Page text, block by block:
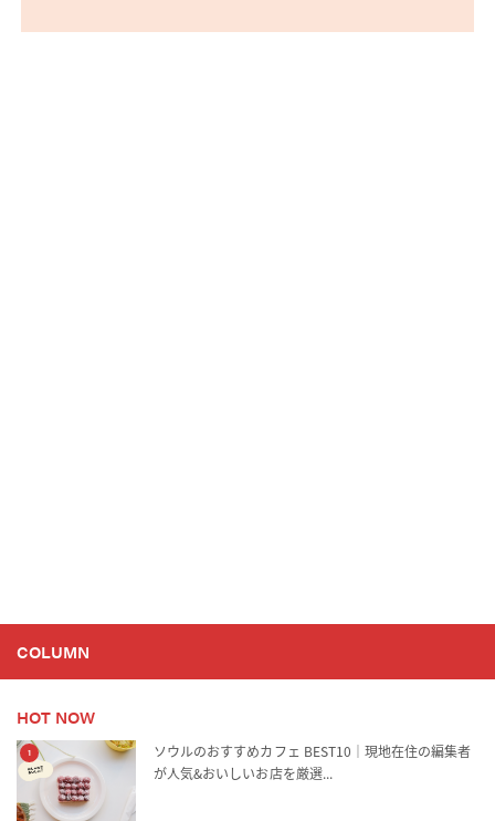
COLUMN
HOT NOW
1
ソウルのおすすめカフェ BEST10｜現地在住の編集者
が人気&おいしいお店を厳選...